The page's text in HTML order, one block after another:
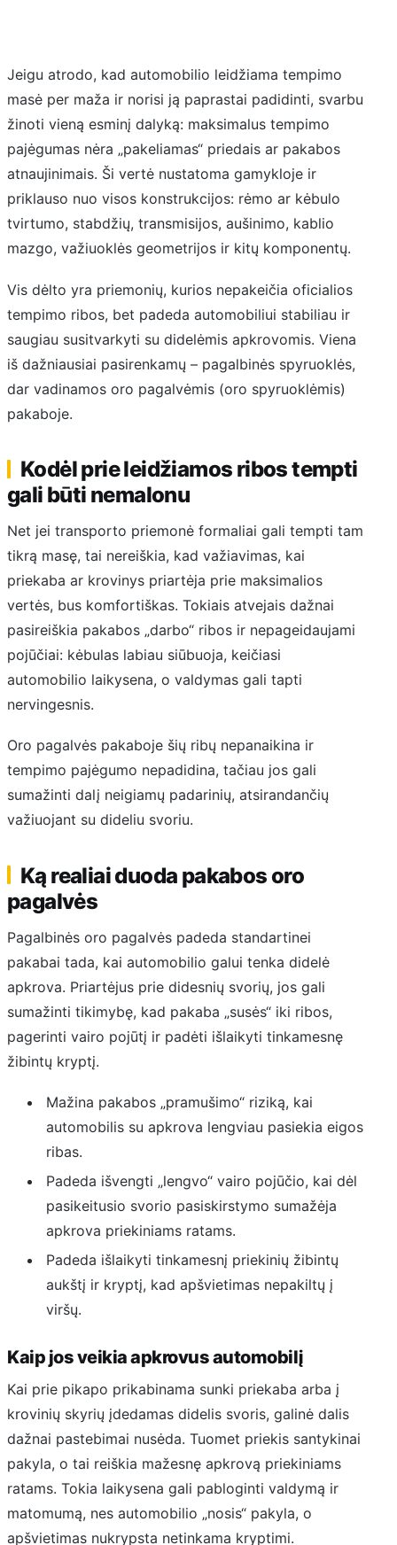
Jeigu atrodo, kad automobilio leidžiama tempimo
masė per maža ir norisi ją paprastai padidinti, svarbu
žinoti vieną esminį dalyką: maksimalus tempimo
pajėgumas nėra „pakeliamas“ priedais ar pakabos
atnaujinimais. Ši vertė nustatoma gamykloje ir
priklauso nuo visos konstrukcijos: rėmo ar kėbulo
tvirtumo, stabdžių, transmisijos, aušinimo, kablio
mazgo, važiuoklės geometrijos ir kitų komponentų.
Vis dėlto yra priemonių, kurios nepakeičia oficialios
tempimo ribos, bet padeda automobiliui stabiliau ir
saugiau susitvarkyti su didelėmis apkrovomis. Viena
iš dažniausiai pasirenkamų – pagalbinės spyruoklės,
dar vadinamos oro pagalvėmis (oro spyruoklėmis)
pakaboje.
Kodėl prie leidžiamos ribos tempti
gali būti nemalonu
Net jei transporto priemonė formaliai gali tempti tam
tikrą masę, tai nereiškia, kad važiavimas, kai
priekaba ar krovinys priartėja prie maksimalios
vertės, bus komfortiškas. Tokiais atvejais dažnai
pasireiškia pakabos „darbo“ ribos ir nepageidaujami
pojūčiai: kėbulas labiau siūbuoja, keičiasi
automobilio laikysena, o valdymas gali tapti
nervingesnis.
Oro pagalvės pakaboje šių ribų nepanaikina ir
tempimo pajėgumo nepadidina, tačiau jos gali
sumažinti dalį neigiamų padarinių, atsirandančių
važiuojant su dideliu svoriu.
Ką realiai duoda pakabos oro
pagalvės
Pagalbinės oro pagalvės padeda standartinei
pakabai tada, kai automobilio galui tenka didelė
apkrova. Priartėjus prie didesnių svorių, jos gali
sumažinti tikimybę, kad pakaba „susės“ iki ribos,
pagerinti vairo pojūtį ir padėti išlaikyti tinkamesnę
žibintų kryptį.
Mažina pakabos „pramušimo“ riziką, kai
automobilis su apkrova lengviau pasiekia eigos
ribas.
Padeda išvengti „lengvo“ vairo pojūčio, kai dėl
pasikeitusio svorio pasiskirstymo sumažėja
apkrova priekiniams ratams.
Padeda išlaikyti tinkamesnį priekinių žibintų
aukštį ir kryptį, kad apšvietimas nepakiltų į
viršų.
Kaip jos veikia apkrovus automobilį
Kai prie pikapo prikabinama sunki priekaba arba į
krovinių skyrių įdedamas didelis svoris, galinė dalis
dažnai pastebimai nusėda. Tuomet priekis santykinai
pakyla, o tai reiškia mažesnę apkrovą priekiniams
ratams. Tokia laikysena gali pabloginti valdymą ir
matomumą, nes automobilio „nosis“ pakyla, o
apšvietimas nukrypsta netinkama kryptimi.